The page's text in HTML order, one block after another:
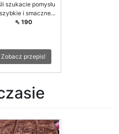
szukacie pomysłu
i smaczne...
⇖ 190
Zobacz przepis!